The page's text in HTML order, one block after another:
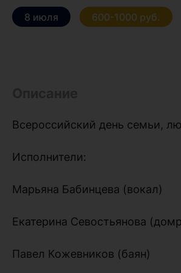
8 июля 600-1000 руб.
Всероссийский день семьи,
Исполнители:
Марьяна Бабинцева (вокал)
Екатерина Севостьянова
Павел Кожевников (баян)